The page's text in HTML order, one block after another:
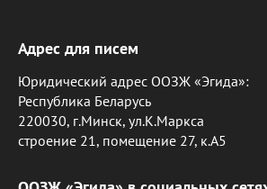
Адрес для писем
Юридический адрес ООЗЖ «Эгида»:
Республика Беларусь
220030, г.Минск, ул.К.Маркса
строение 21, помещение 27, к.А5